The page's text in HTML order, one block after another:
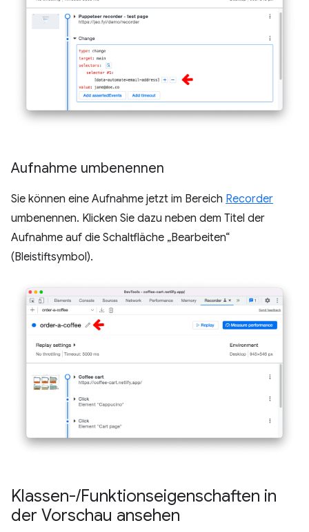
Aufnahme umbenennen
Sie können eine Aufnahme jetzt im Bereich Recorder
umbenennen. Klicken Sie dazu neben dem Titel der
Aufnahme auf die Schaltfläche „Bearbeiten“
(Bleistiftsymbol).
Klassen-/Funktionseigenschaften in
der Vorschau ansehen